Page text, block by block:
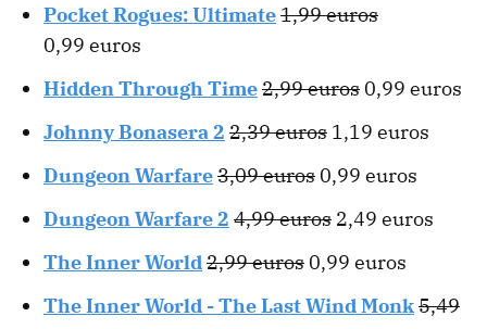
Pocket Rogues: Ultimate1,99 euros
0,99 euros
Hidden Through Time2,99 euros 0,99 euros
Johnny Bonasera 2 2,39 euros 1,19 euros
Dungeon Warfare3,09 euros 0,99 euros
Dungeon Warfare 2 4,99 euros 2,49 euros
The Inner World2,99 euros 0,99 euros
The Inner World - The Last Wind Monk5,49